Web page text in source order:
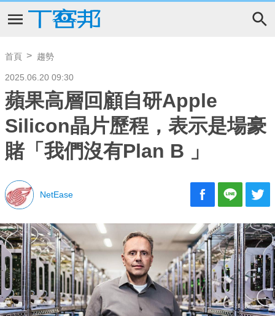
首頁 趨勢
2025.06.20 09:30
蘋果高層回顧自研Apple
Silicon晶片歷程，表示是場豪
賭「我們沒有Plan B 」
NetEase